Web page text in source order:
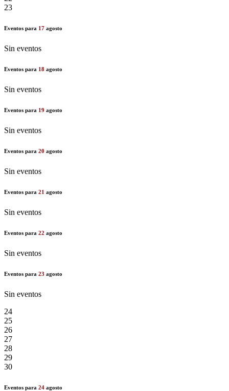
23
Eventos para 17 agosto
Sin eventos
Eventos para 18 agosto
Sin eventos
Eventos para 19 agosto
Sin eventos
Eventos para 20 agosto
Sin eventos
Eventos para 21 agosto
Sin eventos
Eventos para 22 agosto
Sin eventos
Eventos para 23 agosto
Sin eventos
24
25
26
27
28
29
30
Eventos para 24 agosto